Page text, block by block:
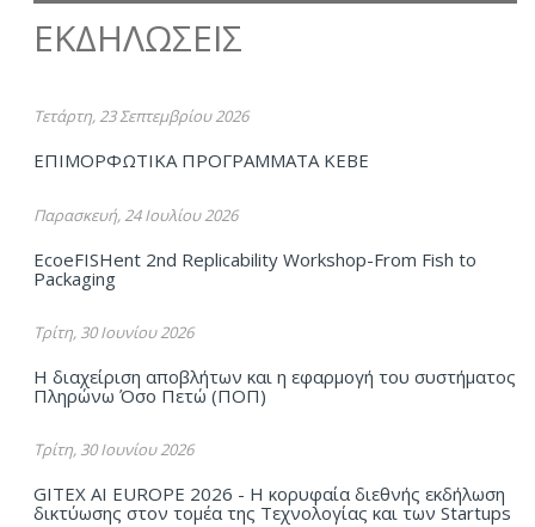
ΕΚΔΗΛΩΣΕΙΣ
Τετάρτη, 23 Σεπτεμβρίου 2026
ΕΠΙΜΟΡΦΩΤΙΚΑ ΠΡΟΓΡΑΜΜΑΤΑ ΚΕΒΕ
Παρασκευή, 24 Ιουλίου 2026
EcoeFISHent 2nd Replicability Workshop-From Fish to
Packaging
Τρίτη, 30 Ιουνίου 2026
Η διαχείριση αποβλήτων και η εφαρμογή του συστήματος
Πληρώνω Όσο Πετώ (ΠΟΠ)
Τρίτη, 30 Ιουνίου 2026
GITEX AI EUROPE 2026 - Η κορυφαία διεθνής εκδήλωση
δικτύωσης στον τομέα της Τεχνολογίας και των Startups